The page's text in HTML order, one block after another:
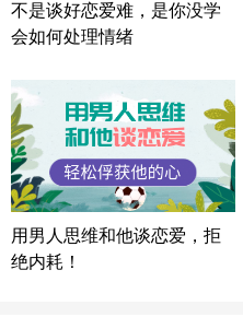
方案
广东-广州
湖北-武汉
微信用户 困
方案
陕西-西安
情感方案
浙江-宁波
不是谈好恋爱难，是你没学
会如何处理情绪
用男人思维和他谈恋爱，拒
绝内耗！